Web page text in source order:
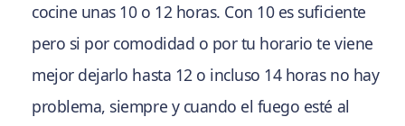
cocine unas 10 o 12 horas. Con 10 es suficiente
pero si por comodidad o por tu horario te viene
mejor dejarlo hasta 12 o incluso 14 horas no hay
problema, siempre y cuando el fuego esté al